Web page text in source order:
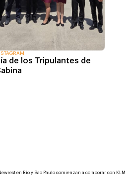
de los Tripulantes de
en Río y Sao Paulo comienzan a colaborar con KLM